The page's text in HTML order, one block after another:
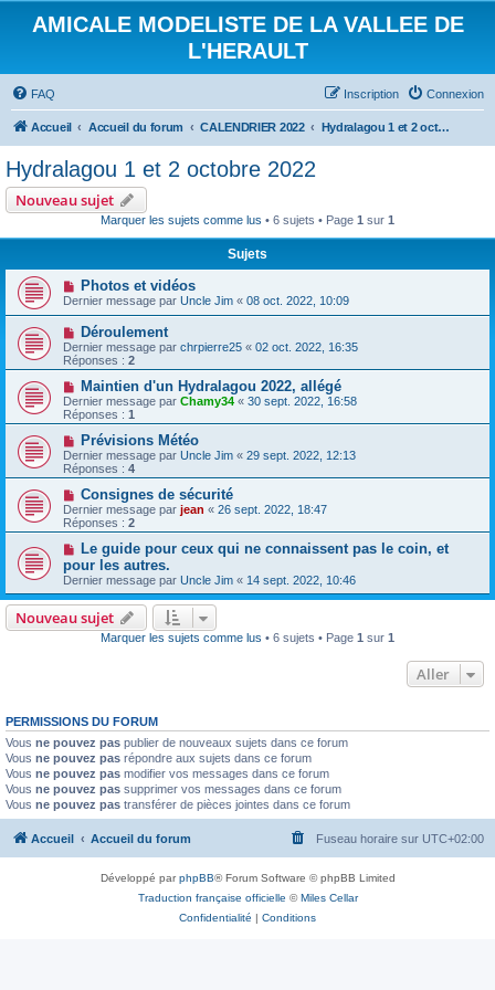
AMICALE MODELISTE DE LA VALLEE DE
L'HERAULT
FAQ Connexion
Inscription
Accueil Accueil du forum CALENDRIER 2022 Hydralagou 1 et 2 octobre 2022
Hydralagou 1 et 2 octobre 2022
Nouveau sujet
Marquer les sujets comme lus • 6 sujets • Page 1 sur 1
Sujets
Photos et vidéos
Dernier message par Uncle Jim « 08 oct. 2022, 10:09
Déroulement
Dernier message par chrpierre25 « 02 oct. 2022, 16:35
Réponses : 2
Maintien d'un Hydralagou 2022, allégé
Dernier message par Chamy34 « 30 sept. 2022, 16:58
Réponses : 1
Prévisions Météo
Dernier message par Uncle Jim « 29 sept. 2022, 12:13
Réponses : 4
Consignes de sécurité
Dernier message par jean « 26 sept. 2022, 18:47
Réponses : 2
Le guide pour ceux qui ne connaissent pas le coin, et
pour les autres.
Dernier message par Uncle Jim « 14 sept. 2022, 10:46
Nouveau sujet
Marquer les sujets comme lus • 6 sujets • Page 1 sur 1
Aller
PERMISSIONS DU FORUM
Vous ne pouvez pas publier de nouveaux sujets dans ce forum
Vous ne pouvez pas répondre aux sujets dans ce forum
Vous ne pouvez pas modifier vos messages dans ce forum
Vous ne pouvez pas supprimer vos messages dans ce forum
Vous ne pouvez pas transférer de pièces jointes dans ce forum
Accueil Accueil du forum Fuseau horaire sur UTC+02:00
Développé parphpBB® Forum Software © phpBB Limited
Traduction française officielle ©Miles Cellar
Confidentialité | Conditions